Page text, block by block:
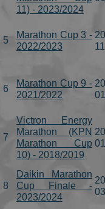
11) - 2023/2024
5
Marathon Cup 3 -
2022/2023
6
Marathon Cup 9 -
2021/2022
7
Victron Energy
Marathon (KPN
Marathon Cup
10) - 2018/2019
8
Daikin Marathon
Cup Finale -
2023/2024